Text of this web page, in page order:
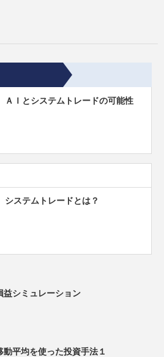
ＡＩとシステムトレードの可能性
システムトレードとは？
益シミュレーション
動平均を使った投資手法１